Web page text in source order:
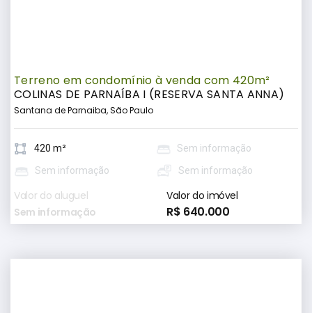
Terreno em condomínio à venda com 420m²
COLINAS DE PARNAÍBA I (RESERVA SANTA ANNA)
Santana de Parnaiba, São Paulo
420 m²
Sem informação
Sem informação
Sem informação
Valor do aluguel
Sem informação
Valor do imóvel
R$ 640.000